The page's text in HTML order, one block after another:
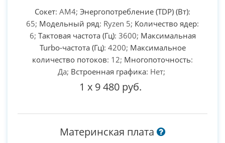
Сокет: AM4; Энергопотребление (TDP) (Вт):
65; Модельный ряд: Ryzen 5; Количество ядер:
6; Тактовая частота (Гц): 3600; Максимальная
Turbo-частота (Гц): 4200; Максимальное
количество потоков: 12; Многопоточность:
Да; Встроенная графика: Нет;
1 x 9 480 руб.
Материнская плата